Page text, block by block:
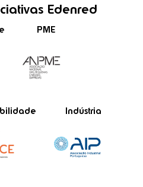
Edenred
PME
Indústria